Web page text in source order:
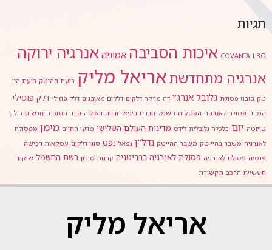
תגיות
COVANTA LBO איכות הסביבה אמוניה אנרגיה ירוקה
אנרגיה מתחדשתאריאל מליק בועת ההיטק בועת היי
טק בזבוז פסולת גלובל אנרג'י דה מרקר דלקים דלקים מאובנים דלק פוזילי דלק פוסילי
המרת פסולת לאנרגיה הפסקות חשמל חברת ביפא חברת ויאוליה חברת תוכנה חדשות נדל"ן
טויוטה יזם כלכלה גלובלית לידס מדינות העולם השלישי מדעי החיים מימן מפסולת
לאנרגיה משבר בהיי-טק משבר ההייטק נדל"ן נפאל נפט סוגי דלקים עסקאות רכישה
פנסיה פסולת לאנרגיה פסולת לאנרגיה בבריטניה קרנות סיכון רשת החשמל שיקגו
תעשיית הרכב תקשורת
אריאל מליק